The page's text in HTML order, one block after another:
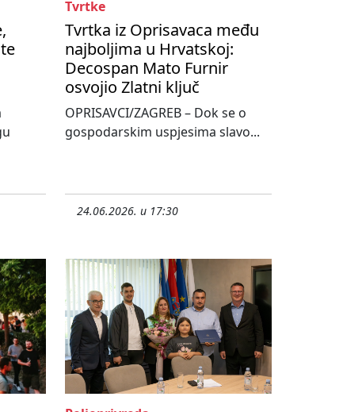
Tvrtke
Tvrtka iz Oprisavaca među
najboljima u Hrvatskoj:
Decospan Mato Furnir
osvojio Zlatni ključ
OPRISAVCI/ZAGREB – Dok se o
gospodarskim uspjesima slavo...
24.06.2026. u 17:30